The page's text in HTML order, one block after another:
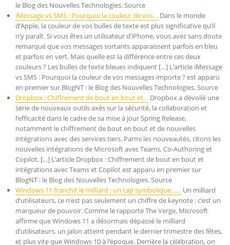
le Blog des Nouvelles Technologies. Source
iMessage vs SMS : Pourquoi la couleur de vos… Dans le monde
d’Apple, la couleur de vos bulles de texte est plus significative qu’il
n’y paraît. Si vous êtes un utilisateur d’iPhone, vous avez sans doute
remarqué que vos messages sortants apparaissent parfois en bleu
et parfois en vert. Mais quelle est la différence entre ces deux
couleurs ? Les bulles de texte bleues indiquent […] L’article iMessage
vs SMS : Pourquoi la couleur de vos messages importe ? est apparu
en premier sur BlogNT : le Blog des Nouvelles Technologies. Source
Dropbox : Chiffrement de bout en bout et… Dropbox a dévoilé une
série de nouveaux outils axés sur la sécurité, la collaboration et
l’efficacité dans le cadre de sa mise à jour Spring Release,
notamment le chiffrement de bout en bout et de nouvelles
intégrations avec des services tiers. Parmi les nouveautés, citons les
nouvelles intégrations de Microsoft avec Teams, Co-Authoring et
Copilot, […] L’article Dropbox : Chiffrement de bout en bout et
intégrations avec Teams et Copilot est apparu en premier sur
BlogNT : le Blog des Nouvelles Technologies. Source
Windows 11 franchit le milliard : un cap symbolique…… Un milliard
d’utilisateurs, ce n’est pas seulement un chiffre de keynote : c’est un
marqueur de pouvoir. Comme le rapporte The Verge, Microsoft
affirme que Windows 11 a désormais dépassé le milliard
d’utilisateurs, un jalon atteint pendant le dernier trimestre des fêtes,
et plus vite que Windows 10 à l’époque. Derrière la célébration, on